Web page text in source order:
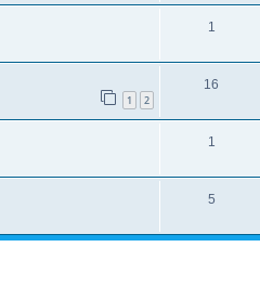
1
1 2
16
1
5